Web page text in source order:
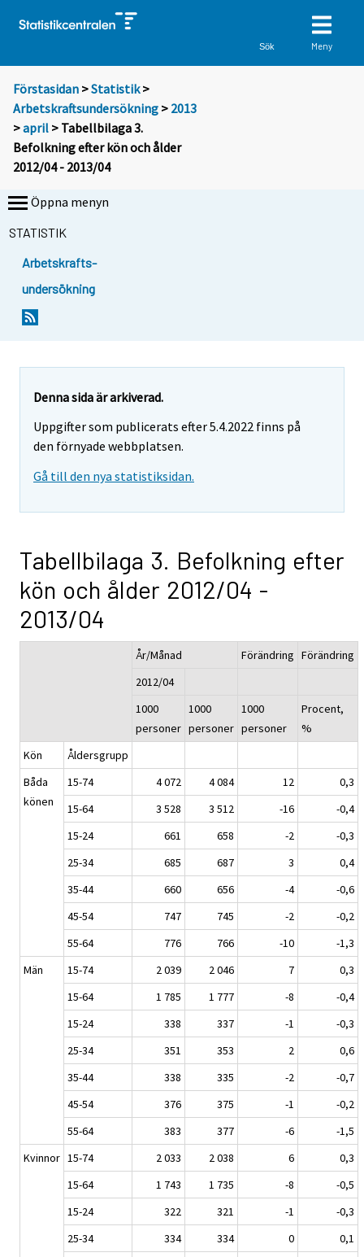
Sök Meny
Förstasidan >Statistik >
Arbetskraftsundersökning > 2013
>april > Tabellbilaga 3.
Befolkning efter kön och ålder
2012/04 - 2013/04
Öppna menyn
STATISTIK
Arbetskrafts-
undersökning
Denna sida är arkiverad.
Uppgifter som publicerats efter 5.4.2022 finns på
den förnyade webbplatsen.
Gå till den nya statistiksidan.
Tabellbilaga 3. Befolkning efter
kön och ålder 2012/04 -
2013/04
År/Månad Förändring Förändring
2012/04
1000
personer
1000
personer
1000
personer
Procent,
%
Kön
Åldersgrupp
Båda
könen
15-74 4 072 4 084 12
0,3
15-64
3 528 3 512 -16
-0,4
15-24
661 658 -2
-0,3
25-34
685 687 3
0,4
35-44
660 656 -4
-0,6
45-54
747 745 -2
-0,2
55-64
776 766 -10
-1,3
Män
15-74 2 039 2 046 7
0,3
15-64
1 785 1 777 -8
-0,4
15-24
338 337 -1
-0,3
25-34
351 353 2
0,6
35-44
338 335 -2
-0,7
45-54
376 375 -1
-0,2
55-64
383 377 -6
-1,5
Kvinnor 15-74 2 033 2 038 6
0,3
15-64
1 743 1 735 -8
-0,5
15-24
322 321 -1
-0,3
25-34
334 334 0
0,1